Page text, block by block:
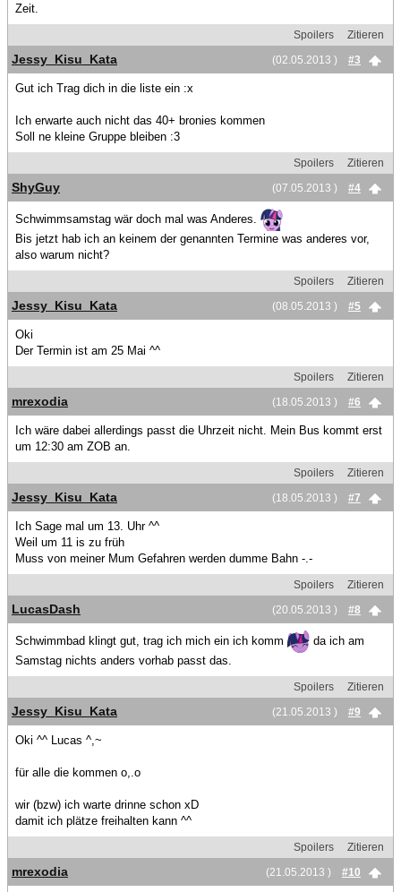
Zeit.
Spoilers
Zitieren
(02.05.2013 )
#3
Jessy_Kisu_Kata
Gut ich Trag dich in die liste ein :x
Ich erwarte auch nicht das 40+ bronies kommen
Soll ne kleine Gruppe bleiben :3
Spoilers
Zitieren
(07.05.2013 )
#4
ShyGuy
Schwimmsamstag wär doch mal was Anderes.
Bis jetzt hab ich an keinem der genannten Termine was anderes vor,
also warum nicht?
Spoilers
Zitieren
(08.05.2013 )
#5
Jessy_Kisu_Kata
Oki
Der Termin ist am 25 Mai ^^
Spoilers
Zitieren
(18.05.2013 )
#6
mrexodia
Ich wäre dabei allerdings passt die Uhrzeit nicht. Mein Bus kommt erst
um 12:30 am ZOB an.
Spoilers
Zitieren
(18.05.2013 )
#7
Jessy_Kisu_Kata
Ich Sage mal um 13. Uhr ^^
Weil um 11 is zu früh
Muss von meiner Mum Gefahren werden dumme Bahn -.-
Spoilers
Zitieren
(20.05.2013 )
#8
LucasDash
Schwimmbad klingt gut, trag ich mich ein ich komm
da ich am
Samstag nichts anders vorhab passt das.
Spoilers
Zitieren
(21.05.2013 )
#9
Jessy_Kisu_Kata
Oki ^^ Lucas ^,~
für alle die kommen o,.o
wir (bzw) ich warte drinne schon xD
damit ich plätze freihalten kann ^^
Spoilers
Zitieren
(21.05.2013 )
#10
mrexodia